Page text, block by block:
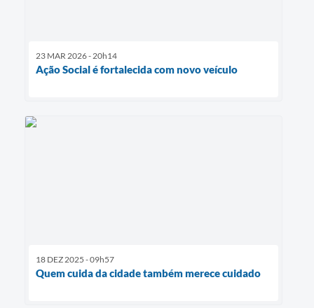
23 MAR 2026 - 20h14
Ação Social é fortalecida com novo veículo
18 DEZ 2025 - 09h57
Quem cuida da cidade também merece cuidado